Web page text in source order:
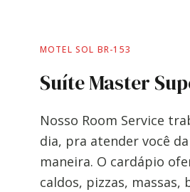
MOTEL SOL BR-153
Suíte Master
Nosso Room Service
dia, pra atender você
maneira. O cardápio
caldos, pizzas, massas,